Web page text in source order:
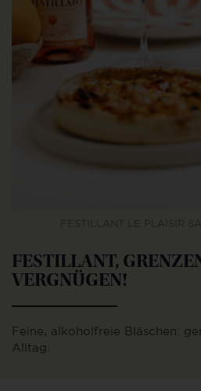
FESTILLANT,
VERGNÜGEN!
Feine, alkoholfreie Bläschen:
Alltag.